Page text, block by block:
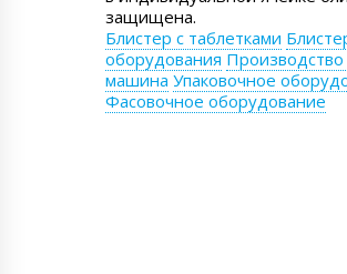
защищена.
Блистер с таблетками
оборудования Производство
машина Упаковочное
Фасовочное оборудование